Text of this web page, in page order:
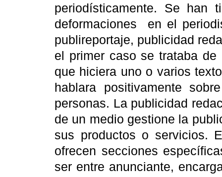
periodísticamente. Se han
deformaciones
en el
publireportaje, publicidad
el primer caso se trataba
que hiciera uno o varios
hablara positivamente
personas. La publicidad
de un medio gestione la
sus productos o servicios.
ofrecen secciones
ser entre anunciante,